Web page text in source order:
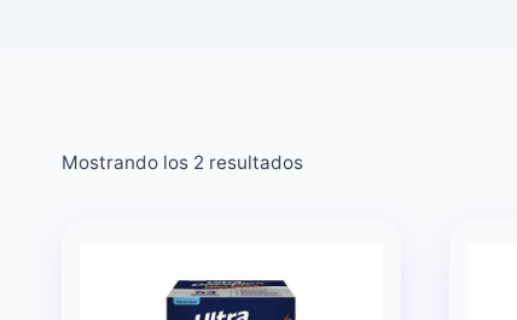
Mostrando los 2 resultadosOrdenado